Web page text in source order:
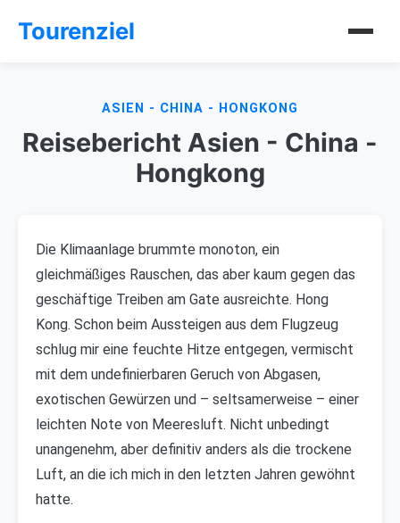
Tourenziel
ASIEN - CHINA - HONGKONG
Reisebericht Asien - China -
Hongkong
Die Klimaanlage brummte monoton, ein
gleichmäßiges Rauschen, das aber kaum gegen das
geschäftige Treiben am Gate ausreichte. Hong
Kong. Schon beim Aussteigen aus dem Flugzeug
schlug mir eine feuchte Hitze entgegen, vermischt
mit dem undefinierbaren Geruch von Abgasen,
exotischen Gewürzen und – seltsamerweise – einer
leichten Note von Meeresluft. Nicht unbedingt
unangenehm, aber definitiv anders als die trockene
Luft, an die ich mich in den letzten Jahren gewöhnt
hatte.